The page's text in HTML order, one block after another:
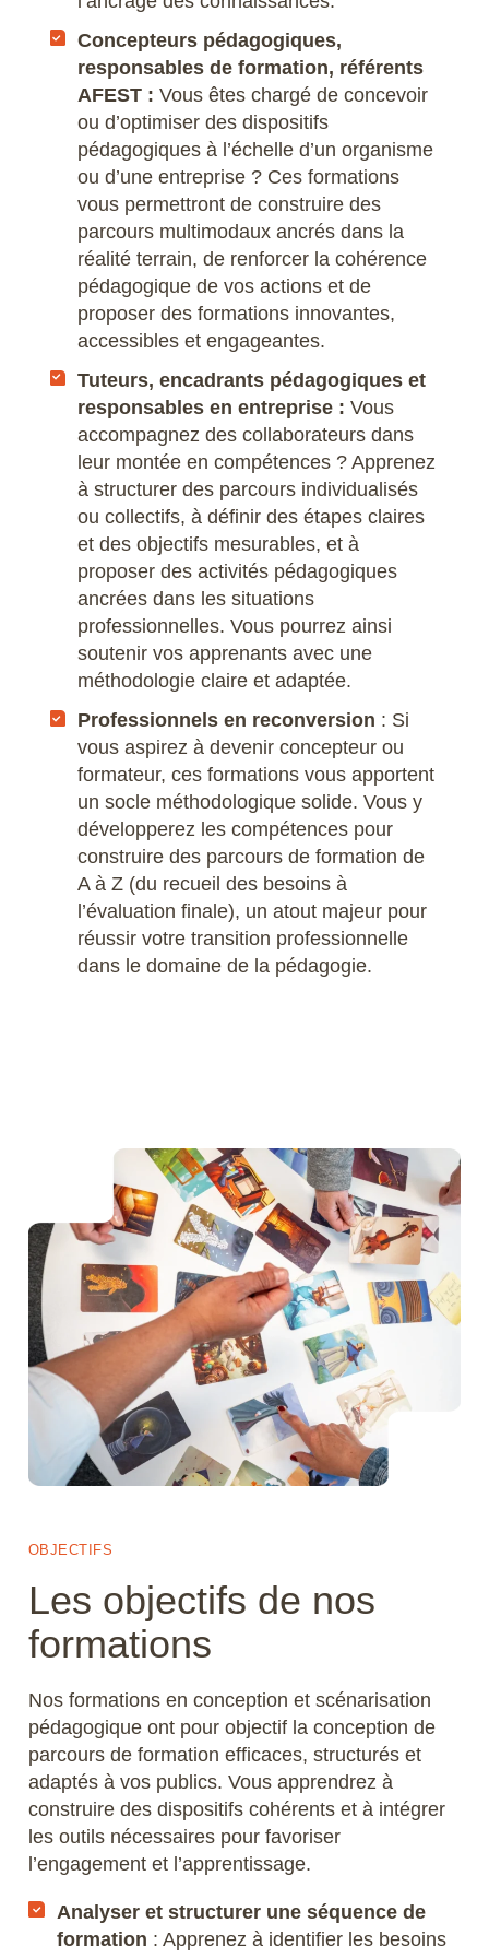
Microstation
Navisworks Manage
Nuke
Photoshop
Premiere Pro
QGIS
Revit
Rhino
Robot Structural Analysis Professional
Scribus
SketchUp
SolidWorks
Style3D
Tekla Structures
Twinmotion
Unreal Engine
V-Ray
ZwCAD
Concepteurs pédagogiques,
responsables de formation, référents
AFEST : Vous êtes chargé de concevoir
ou d’optimiser des dispositifs
pédagogiques à l’échelle d’un organisme
ou d’une entreprise ? Ces formations
vous permettront de construire des
parcours multimodaux ancrés dans la
réalité terrain, de renforcer la cohérence
pédagogique de vos actions et de
proposer des formations innovantes,
accessibles et engageantes.
Tuteurs, encadrants pédagogiques et
responsables en entreprise : Vous
accompagnez des collaborateurs dans
leur montée en compétences ? Apprenez
à structurer des parcours individualisés
ou collectifs, à définir des étapes claires
et des objectifs mesurables, et à
proposer des activités pédagogiques
ancrées dans les situations
professionnelles. Vous pourrez ainsi
soutenir vos apprenants avec une
méthodologie claire et adaptée.
Professionnels en reconversion : Si
vous aspirez à devenir concepteur ou
formateur, ces formations vous apportent
un socle méthodologique solide. Vous y
développerez les compétences pour
construire des parcours de formation de
A à Z (du recueil des besoins à
l’évaluation finale), un atout majeur pour
réussir votre transition professionnelle
dans le domaine de la pédagogie.
OBJECTIFS
Les objectifs de nos
formations
Nos formations en conception et scénarisation
pédagogique ont pour objectif la conception de
parcours de formation efficaces, structurés et
adaptés à vos publics. Vous apprendrez à
construire des dispositifs cohérents et à intégrer
les outils nécessaires pour favoriser
l’engagement et l’apprentissage.
Analyser et structurer une séquence de
formation : Apprenez à identifier les besoins